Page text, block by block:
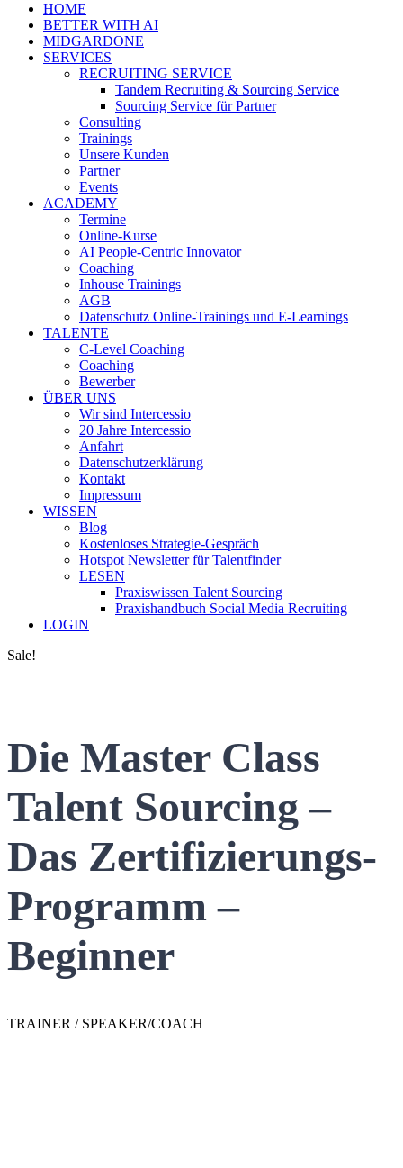
HOME
BETTER WITH AI
MIDGARDONE
SERVICES
RECRUITING SERVICE
Tandem Recruiting & Sourcing Service
Sourcing Service für Partner
Consulting
Trainings
Unsere Kunden
Partner
Events
ACADEMY
Termine
Online-Kurse
AI People-Centric Innovator
Coaching
Inhouse Trainings
AGB
Datenschutz Online-Trainings und E-Learnings
TALENTE
C-Level Coaching
Coaching
Bewerber
ÜBER UNS
Wir sind Intercessio
20 Jahre Intercessio
Anfahrt
Datenschutzerklärung
Kontakt
Impressum
WISSEN
Blog
Kostenloses Strategie-Gespräch
Hotspot Newsletter für Talentfinder
LESEN
Praxiswissen Talent Sourcing
Praxishandbuch Social Media Recruiting
LOGIN
Sale!
Die Master Class
Talent Sourcing –
Das Zertifizierungs-
Programm –
Beginner
TRAINER / SPEAKER/COACH